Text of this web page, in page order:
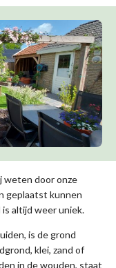
weten door onze
geplaatst kunnen
altijd weer uniek.
is de grond
klei, zand of
in de wouden, staat